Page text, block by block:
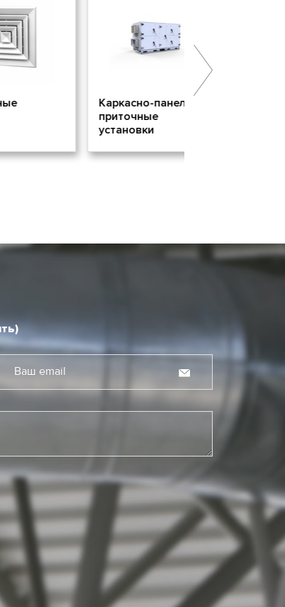
Каркасно-панельные
приточные
установки
Ваш email